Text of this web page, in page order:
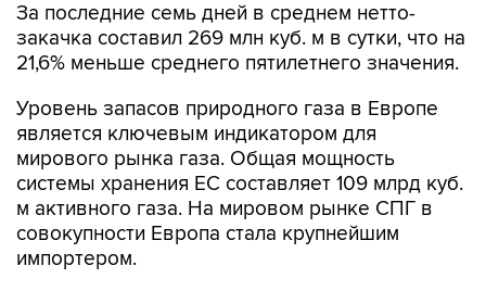
За последние семь дней в среднем нетто-
закачка составил 269 млн куб. м в сутки, что на
21,6% меньше среднего пятилетнего значения.
Уровень запасов природного газа в Европе
является ключевым индикатором для
мирового рынка газа. Общая мощность
системы хранения ЕС составляет 109 млрд куб.
м активного газа. На мировом рынке СПГ в
совокупности Европа стала крупнейшим
импортером.